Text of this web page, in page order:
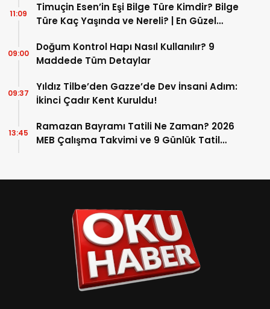
Timuçin Esen’in Eşi Bilge Türe Kimdir? Bilge
Türe Kaç Yaşında ve Nereli? | En Güzel
11:09
Doğum Kontrol Hapı Nasıl Kullanılır? 9
Maddede Tüm Detaylar
09:00
Yıldız Tilbe’den Gazze’de Dev İnsani Adım:
İkinci Çadır Kent Kuruldu!
09:37
Ramazan Bayramı Tatili Ne Zaman? 2026
MEB Çalışma Takvimi ve 9 Günlük Tatil
13:45